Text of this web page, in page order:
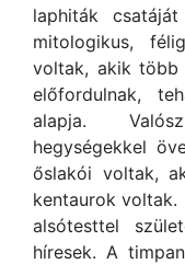
laphiták
mitologikus,
voltak, akik több
előfordulnak,
alapja.
hegységekkel
őslakói voltak,
kentaurok voltak.
alsótesttel
híresek. A